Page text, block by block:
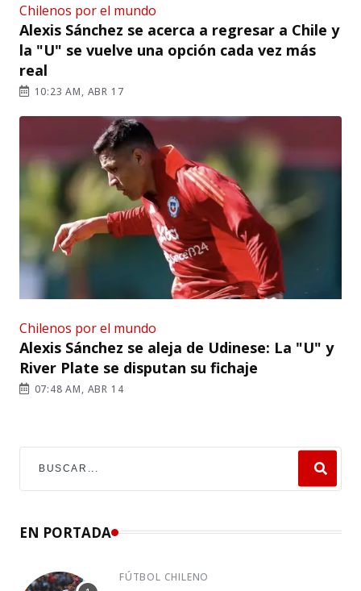
Chilenos por el mundo
Alexis Sánchez se acerca a regresar a Chile y
la "U" se vuelve una opción cada vez más
real
10:23 AM, ABR 17
Chilenos por el mundo
Alexis Sánchez se aleja de Udinese: La "U" y
River Plate se disputan su fichaje
07:48 AM, ABR 14
EN PORTADA
FÚTBOL CHILENO